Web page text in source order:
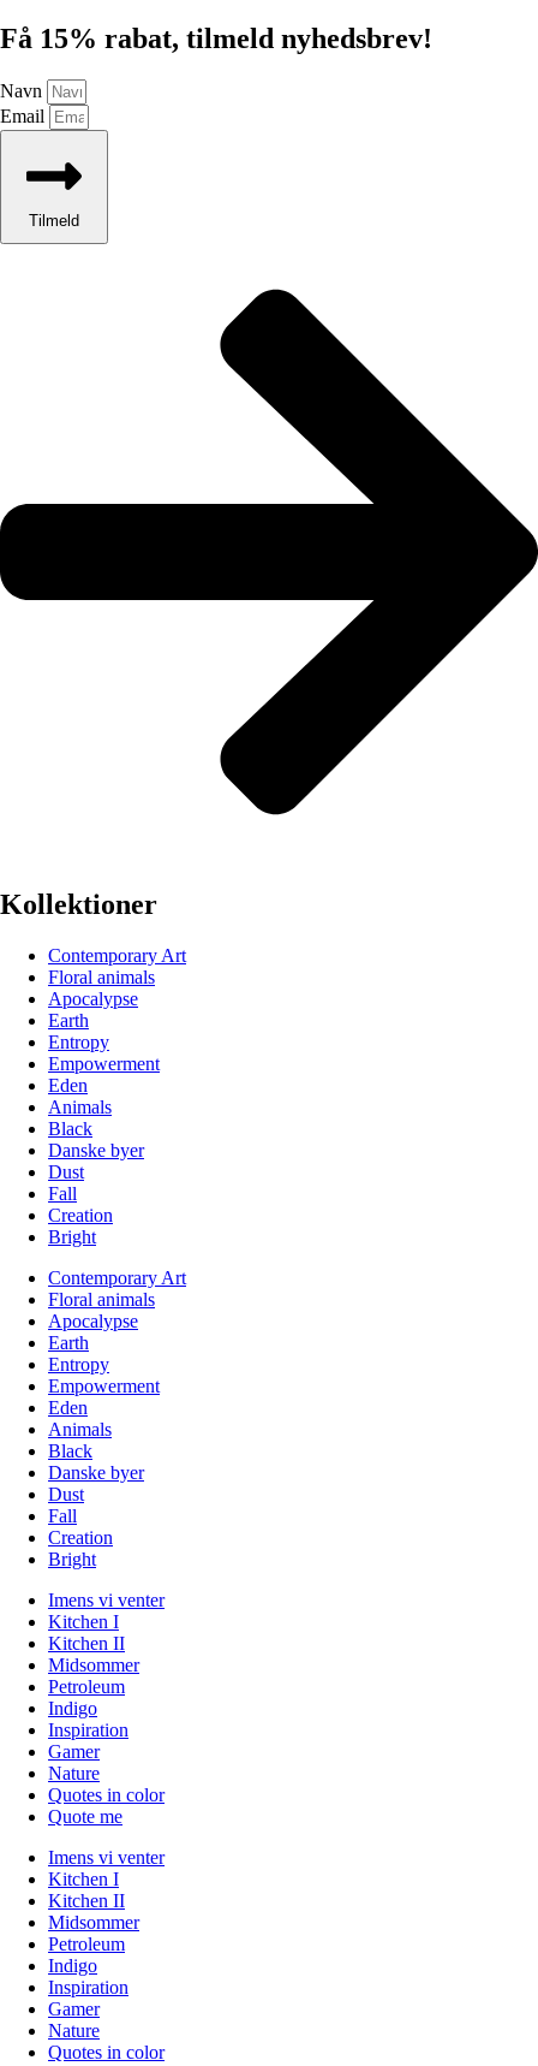
Få 15% rabat, tilmeld nyhedsbrev!
Navn
Email
Tilmeld
Kollektioner
Contemporary Art
Floral animals
Apocalypse
Earth
Entropy
Empowerment
Eden
Animals
Black
Danske byer
Dust
Fall
Creation
Bright
Contemporary Art
Floral animals
Apocalypse
Earth
Entropy
Empowerment
Eden
Animals
Black
Danske byer
Dust
Fall
Creation
Bright
Imens vi venter
Kitchen I
Kitchen II
Midsommer
Petroleum
Indigo
Inspiration
Gamer
Nature
Quotes in color
Quote me
Imens vi venter
Kitchen I
Kitchen II
Midsommer
Petroleum
Indigo
Inspiration
Gamer
Nature
Quotes in color